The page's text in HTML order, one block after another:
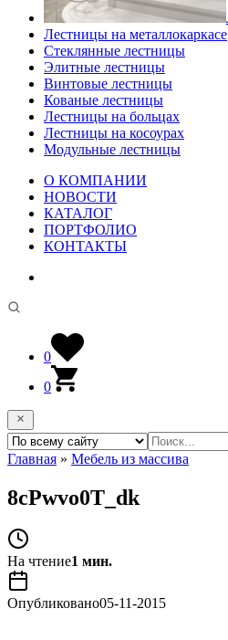
Лестницы на металлокаркасе
Стеклянные лестницы
Элитные лестницы
Винтовые лестницы
Кованые лестницы
Лестницы на больцах
Лестницы на косоурах
Модульные лестницы
О КОМПАНИИ
НОВОСТИ
КАТАЛОГ
ПОРТФОЛИО
КОНТАКТЫ
0
0
Главная » Мебель из массива
8cPwvo0T_dk
На чтение1 мин.
Опубликовано05-11-2015